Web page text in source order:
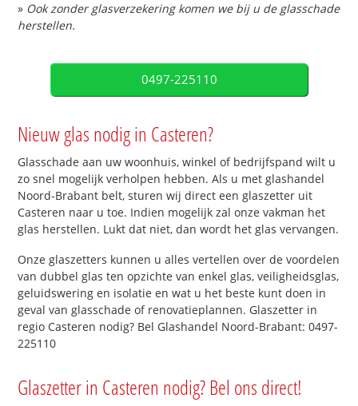
» Ook zonder glasverzekering komen we bij u de glasschade
herstellen.
0497-225110
Nieuw glas nodig in Casteren?
Glasschade aan uw woonhuis, winkel of bedrijfspand wilt u
zo snel mogelijk verholpen hebben. Als u met glashandel
Noord-Brabant belt, sturen wij direct een glaszetter uit
Casteren naar u toe. Indien mogelijk zal onze vakman het
glas herstellen. Lukt dat niet, dan wordt het glas vervangen.
Onze glaszetters kunnen u alles vertellen over de voordelen
van dubbel glas ten opzichte van enkel glas, veiligheidsglas,
geluidswering en isolatie en wat u het beste kunt doen in
geval van glasschade of renovatieplannen. Glaszetter in
regio Casteren nodig? Bel Glashandel Noord-Brabant: 0497-
225110
Glaszetter in Casteren nodig? Bel ons direct!